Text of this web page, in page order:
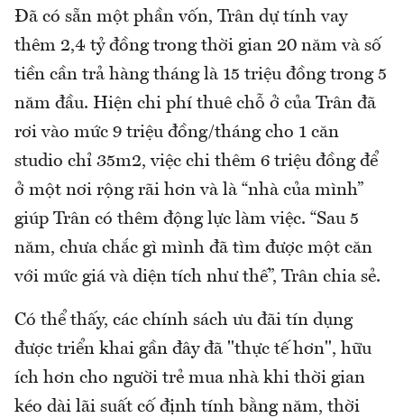
Đã có sẵn một phần vốn, Trân dự tính vay
thêm 2,4 tỷ đồng trong thời gian 20 năm và số
tiền cần trả hàng tháng là 15 triệu đồng trong 5
năm đầu. Hiện chi phí thuê chỗ ở của Trân đã
rơi vào mức 9 triệu đồng/tháng cho 1 căn
studio chỉ 35m2, việc chi thêm 6 triệu đồng để
ở một nơi rộng rãi hơn và là “nhà của mình”
giúp Trân có thêm động lực làm việc. “Sau 5
năm, chưa chắc gì mình đã tìm được một căn
với mức giá và diện tích như thế”, Trân chia sẻ.
Có thể thấy, các chính sách ưu đãi tín dụng
được triển khai gần đây đã "thực tế hơn", hữu
ích hơn cho người trẻ mua nhà khi thời gian
kéo dài lãi suất cố định tính bằng năm, thời